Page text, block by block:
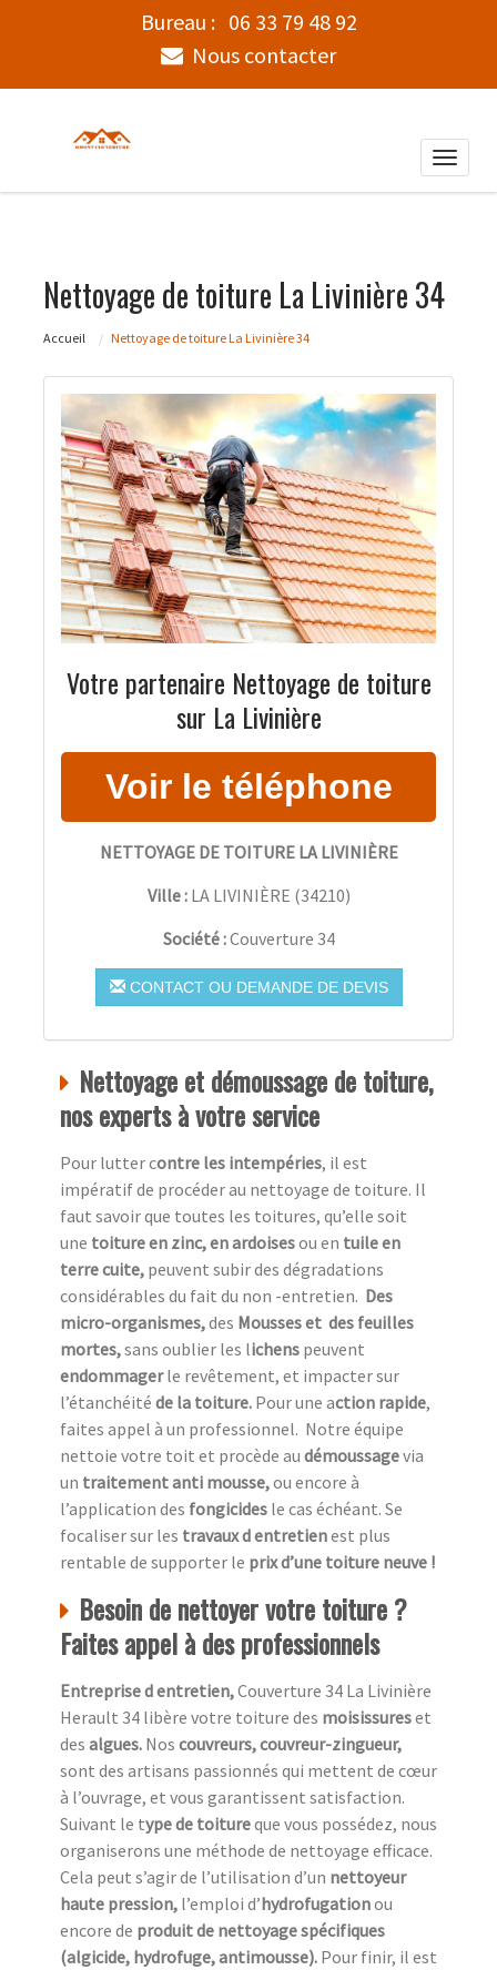
Bureau : 06 33 79 48 92
Nous contacter
Toggle
Nettoyage de toiture La Livinière 34
Accueil Nettoyage de toiture La Livinière 34
Votre partenaire Nettoyage de toiture
sur La Livinière
NETTOYAGE DE TOITURE LA LIVINIÈRE
Ville : LA LIVINIÈRE (34210)
Société :Couverture 34
CONTACT OU DEMANDE DE DEVIS
Nettoyage et démoussage de toiture,
nos experts à votre service
Pour lutter contre les intempéries, il est
impératif de procéder au nettoyage de toiture. Il
faut savoir que toutes les toitures, qu’elle soit
une toiture en zinc, en ardoisesou en tuile en
terre cuite, peuvent subir des dégradations
considérables du fait du non -entretien. Des
micro-organismes,des Mousses et des feuilles
mortes,sans oublier les lichens peuvent
endommagerle revêtement, et impacter sur
l’étanchéité de la toiture. Pour une action rapide,
faites appel à un professionnel. Notre équipe
nettoie votre toit et procède au démoussagevia
un traitement anti mousse,ou encore à
l’application des fongicides le cas échéant. Se
focaliser sur les travaux d entretienest plus
rentable de supporter le prix d’une toiture neuve !
Besoin de nettoyer votre toiture ?
Faites appel à des professionnels
Entreprise d entretien,Couverture 34 La Livinière
Herault 34 libère votre toiture des moisissureset
des algues. Nos couvreurs, couvreur-zingueur,
sont des artisans passionnés qui mettent de cœur
à l’ouvrage, et vous garantissent satisfaction.
Suivant le type de toitureque vous possédez, nous
organiserons une méthode de nettoyage efficace.
Cela peut s’agir de l’utilisation d’un nettoyeur
haute pression, l’emploi d’hydrofugationou
encore de produit de nettoyage spécifiques
(algicide, hydrofuge, antimousse). Pour finir, il est